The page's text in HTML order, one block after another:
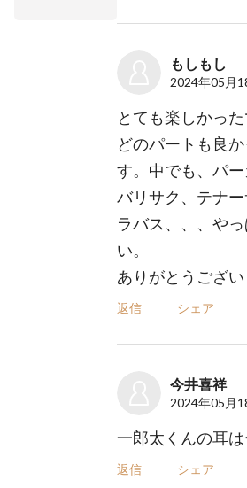
もしもし
2024年05月
とても楽しかった
どのパートも良
す。中でも、パー
バリサク、テナ
ラバス、、、や
い。
ありがとうござい
返信 シェア
今井喜祥
2024年05月
一郎太くんの耳
返信 シェア